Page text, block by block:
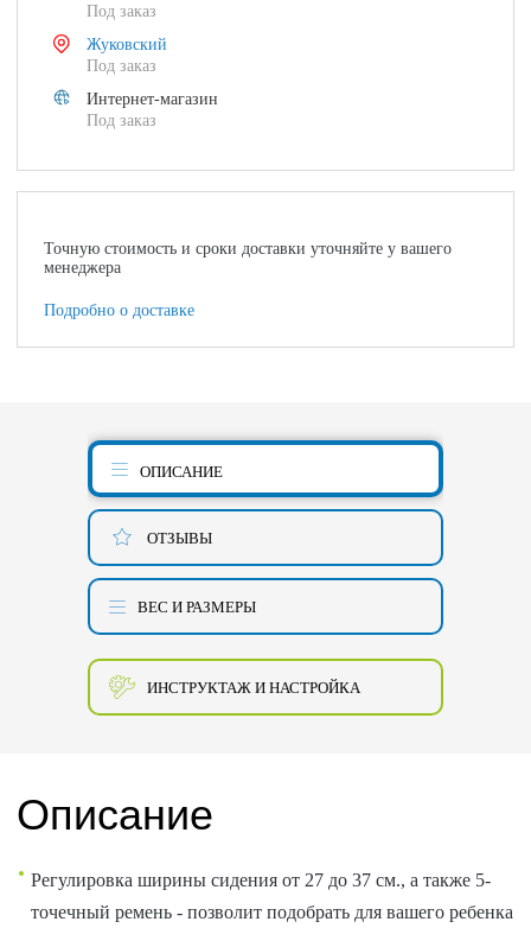
Под заказ
Жуковский
Под заказ
Интернет-магазин
Под заказ
Точную стоимость и сроки доставки уточняйте у вашего
менеджера
Подробно о доставке
ОПИСАНИЕ
ОТЗЫВЫ
ВЕС И РАЗМЕРЫ
ИНСТРУКТАЖ И НАСТРОЙКА
Описание
Регулировка ширины сидения от 27 до 37 см., а также 5-
точечный ремень - позволит подобрать для вашего ребенка